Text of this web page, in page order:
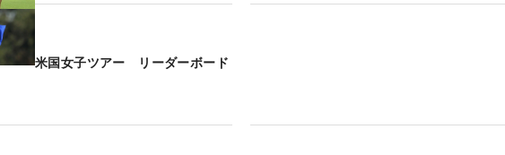
米国女子ツアー リーダーボード